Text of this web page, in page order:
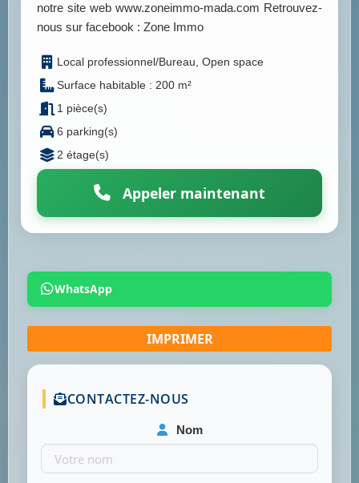
notre site web www.zoneimmo-mada.com Retrouvez-
nous sur facebook : Zone Immo
Local professionnel/Bureau, Open space
Surface habitable : 200 m²
1 pièce(s)
6 parking(s)
2 étage(s)
Appeler maintenant
WhatsApp
CONTACTEZ-NOUS
Nom